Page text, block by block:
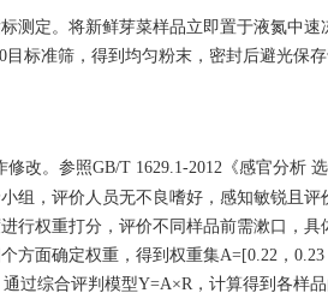
测定。将新鲜芽菜样品立即置于液氮中
标准筛，得到均匀粉末，密封后避光保
改。参照GB/T 1629.1-2012《感官分析
组，评价人员无不良嗜好，感知敏锐且
行权重打分，评价不同样品前需漱口，具
方面确定权重，得到权重集A=[0.22，
过综合评判模型Y=A×R，计算得到各样品